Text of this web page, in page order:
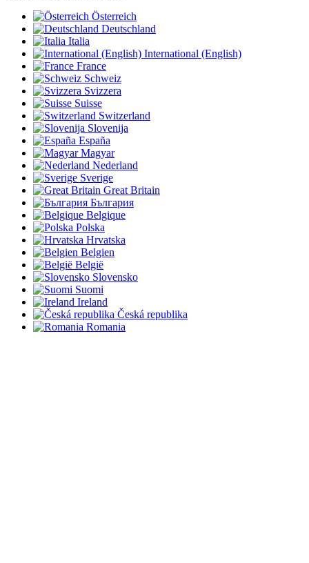
Österreich
Deutschland
Italia
International (English)
France
Schweiz
Svizzera
Suisse
Switzerland
Slovenija
España
Magyar
Nederland
Sverige
Great Britain
България
Belgique
Polska
Hrvatska
Belgien
België
Slovensko
Suomi
Ireland
Česká republika
Romania